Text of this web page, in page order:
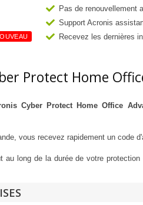
Pas de renouvellement
Support Acronis
Recevez les dernières
Protect Home
Cyber Protect Home Office
vous recevez rapidement un code
au long de la durée de votre protection